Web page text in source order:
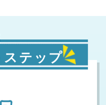
ステップ